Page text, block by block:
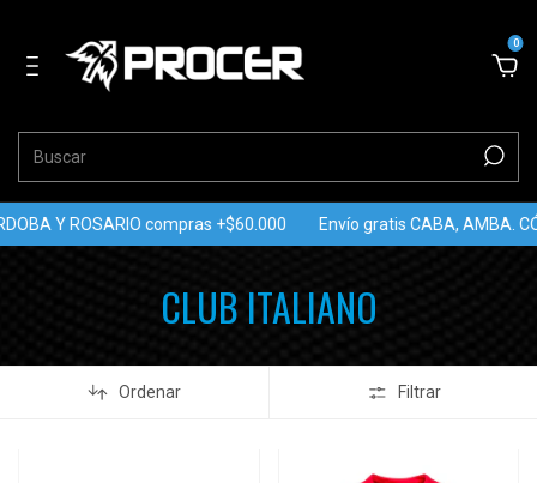
0
Y ROSARIO compras +$60.000 Envío gratis CABA, AMBA.
CLUB ITALIANO
Ordenar Filtrar